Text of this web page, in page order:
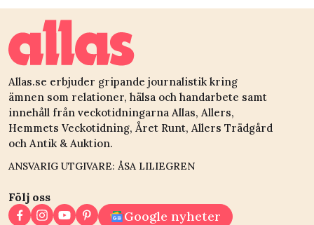
Allas.se erbjuder gripande journalistik kring
ämnen som relationer, hälsa och handarbete samt
innehåll från veckotidningarna Allas, Allers,
Hemmets Veckotidning, Året Runt, Allers Trädgård
och Antik & Auktion.
ANSVARIG UTGIVARE: ÅSA LILIEGREN
Följ oss
Google nyheter